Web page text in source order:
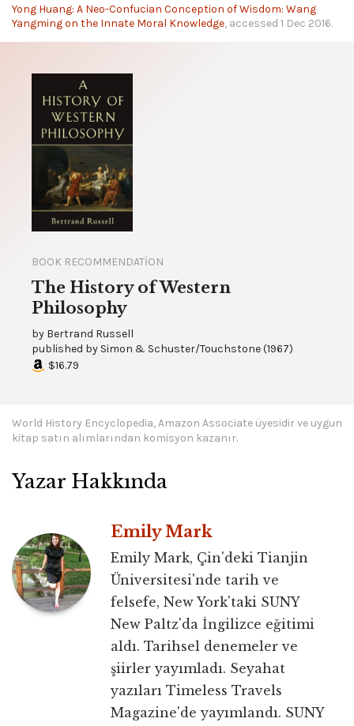
Yong Huang: A Neo-Confucian Conception of Wisdom: Wang
Yangming on the Innate Moral Knowledge, accessed 1 Dec 2016.
BOOK RECOMMENDATION
The History of Western
Philosophy
by Bertrand Russell
published by Simon & Schuster/Touchstone(1967)
$16.79
World History Encyclopedia, Amazon Associate üyesidir ve uygun
kitap satın alımlarından komisyon kazanır.
Yazar Hakkında
Emily Mark
Emily Mark, Çin'deki Tianjin
Üniversitesi'nde tarih ve
felsefe, New York'taki SUNY
New Paltz'da İngilizce eğitimi
aldı. Tarihsel denemeler ve
şiirler yayımladı. Seyahat
yazıları Timeless Travels
Magazine'de yayımlandı. SUNY